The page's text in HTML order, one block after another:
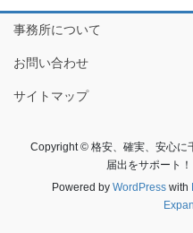
事務所について
お問い合わせ
サイトマップ
Copyright © 格安、確実、安心に
届出をサポート
Powered by WordPresswith